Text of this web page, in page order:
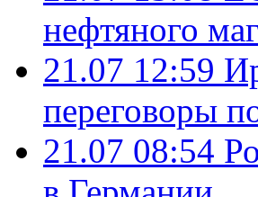
нефтяного
21.07 12:59
переговоры
21.07 08:54